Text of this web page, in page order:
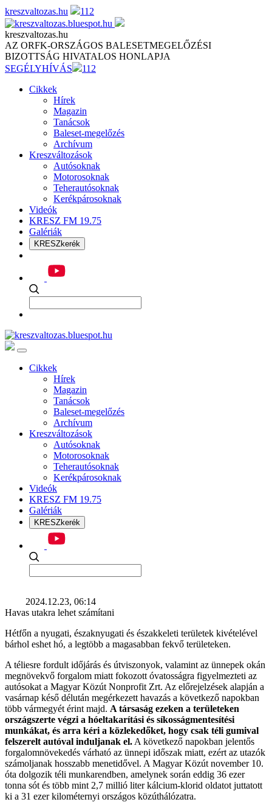
Skip
to
content
kreszvaltozas.hu 112
kreszvaltozas.hu
AZ ORFK-ORSZÁGOS BALESETMEGELŐZÉSI
BIZOTTSÁG HIVATALOS HONLAPJA
SEGÉLYHÍVÁS
112
Cikkek
Hírek
Magazin
Tanácsok
Baleset-megelőzés
Archívum
Kreszváltozások
Autósoknak
Motorosoknak
Teherautósoknak
Kerékpárosoknak
Videók
KRESZ FM 19.75
Galériák
KRESZkerék
Cikkek
Hírek
Magazin
Tanácsok
Baleset-megelőzés
Archívum
Kreszváltozások
Autósoknak
Motorosoknak
Teherautósoknak
Kerékpárosoknak
Videók
KRESZ FM 19.75
Galériák
KRESZkerék
2024.12.23, 06:14
Havas utakra lehet számítani
Hétfőn a nyugati, északnyugati és északkeleti területek kivételével
bárhol eshet hó, a legtöbb a magasabban fekvő területeken.
A téliesre fordult időjárás és útviszonyok, valamint az ünnepek okán
megnövekvő forgalom miatt fokozott óvatosságra figyelmezteti az
autósokat a Magyar Közút Nonprofit Zrt. Az előrejelzések alapján a
vasárnap késő délután megérkezett havazás a következő napokban
több vármegyét érint majd. A társaság ezeken a területeken
országszerte végzi a hóeltakarítási és síkosságmentesítési
munkákat, és arra kéri a közlekedőket, hogy csak téli gumival
felszerelt autóval induljanak el. A következő napokban jelentős
forgalomnövekedés várható az ünnepi időszak miatt, ezért az utazók
számoljanak hosszabb menetidővel. A Magyar Közút november 10.
óta dolgozik téli munkarendben, amelynek során eddig 36 ezer
tonna sót és több mint 2,7 millió liter kálcium-klorid oldatot juttatott
ki a 31 ezer kilométernyi országos közúthálózatra.